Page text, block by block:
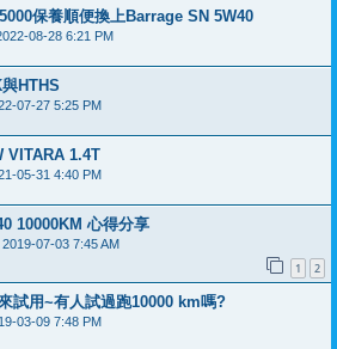
保養順便換上Barrage SN 5W40
08-28 6:21 PM
HTHS
07-27 5:25 PM
VITARA 1.4T
05-31 4:40 PM
10000KM 心得分享
2019-07-03 7:45 AM
1 2
試用~有人試過跑10000 km嗎?
03-09 7:48 PM